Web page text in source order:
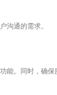
沟通的需求。
能。同时，确保